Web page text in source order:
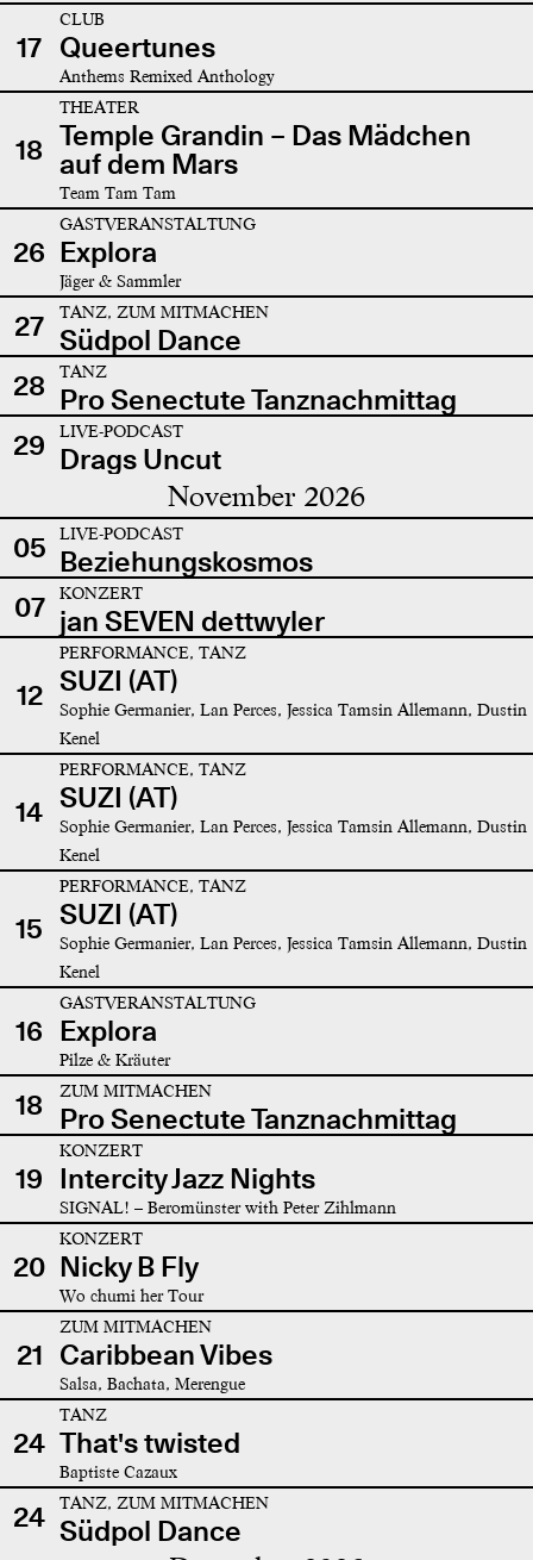
17
CLUB
Queertunes
Anthems Remixed Anthology
18
THEATER
Temple Grandin – Das Mädchen
auf dem Mars
Team Tam Tam
26
GASTVERANSTALTUNG
Explora
Jäger & Sammler
27 TANZ, ZUM MITMACHEN
Südpol Dance
28
TANZ
Pro Senectute Tanznachmittag
29
LIVE-PODCAST
Drags Uncut
November 2026
05 LIVE-PODCAST
Beziehungskosmos
07
KONZERT
jan SEVEN dettwyler
12
PERFORMANCE, TANZ
SUZI (AT)
Sophie Germanier, Lan Perces, Jessica Tamsin Allemann, Dustin
Kenel
14
PERFORMANCE, TANZ
SUZI (AT)
Sophie Germanier, Lan Perces, Jessica Tamsin Allemann, Dustin
Kenel
15
PERFORMANCE, TANZ
SUZI (AT)
Sophie Germanier, Lan Perces, Jessica Tamsin Allemann, Dustin
Kenel
16
GASTVERANSTALTUNG
Explora
Pilze & Kräuter
18 ZUM MITMACHEN
Pro Senectute Tanznachmittag
19
KONZERT
Intercity Jazz Nights
SIGNAL! – Beromünster with Peter Zihlmann
20
KONZERT
Nicky B Fly
Wo chumi her Tour
21
ZUM MITMACHEN
Caribbean Vibes
Salsa, Bachata, Merengue
24
TANZ
That's twisted
Baptiste Cazaux
24 TANZ, ZUM MITMACHEN
Südpol Dance